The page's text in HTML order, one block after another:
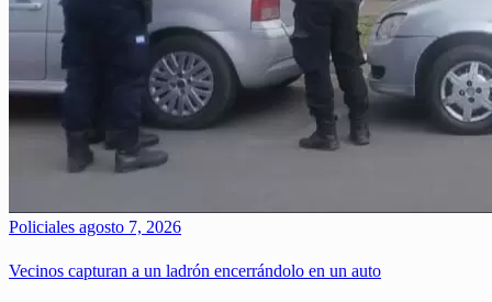
Policiales agosto 7, 2026
Vecinos capturan a un ladrón encerrándolo en un auto